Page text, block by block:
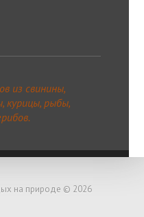
из свинины,
курицы, рыбы,
на природе © 2026